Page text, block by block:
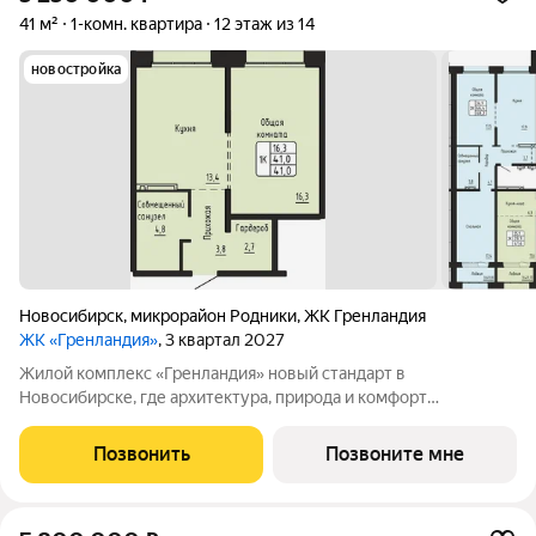
41 м² 1-комн. квартира 12 этаж из 14
новостройка
Новосибирск, микрорайон Родники,ЖК Гренландия
ЖК «Гренландия», 3 квартал 2027
Жилой комплекс «Гренландия» новый стандарт в
Новосибирске, где архитектура, природа и комфорт
скандинавский стиль жизни: простоту, минимализм, гармонию
с природой. Что делает «Гренландию»
Позвонить Позвоните мне